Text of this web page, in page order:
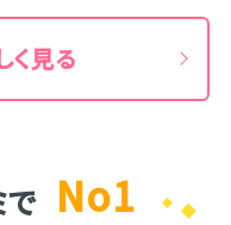
く見る
No1